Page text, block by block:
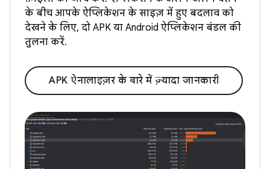
के बीच आपके ऐप्लिकेशन के साइज़ में हुए बदलाव को
देखने के लिए, दो APK या Android ऐप्लिकेशन बंडल की
तुलना करें.
APK ऐनालाइज़र के बारे में ज़्यादा जानकारी